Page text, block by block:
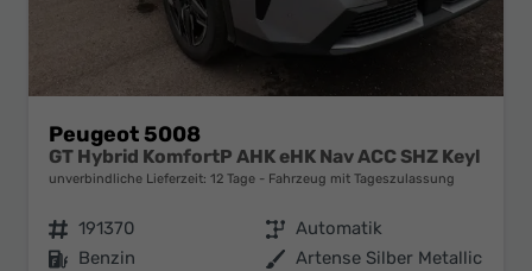
Peugeot 5008
GT Hybrid KomfortP AHK eHK Nav ACC SHZ Keyl
unverbindliche Lieferzeit: 12 Tage Fahrzeug mit Tageszulassung
Fahrzeugnr. 191370 Getriebe Automatik
Kraftstoff Benzin Außenfarbe Artense Silber Metallic